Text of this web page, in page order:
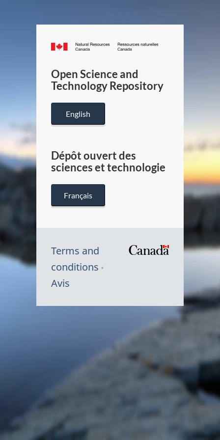
Canada.ca
/
Canada
Open Science and
Technology Repository
English
Dépôt ouvert des
sciences et technologie
Français
Terms and
conditions
Avis
du